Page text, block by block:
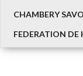
CHAMBERY
FEDERATION DE